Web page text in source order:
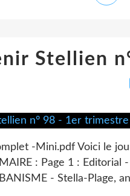
Stellien
-Mini.pdf Voici le
: Page 1 : Editorial
- Stella-Plage,